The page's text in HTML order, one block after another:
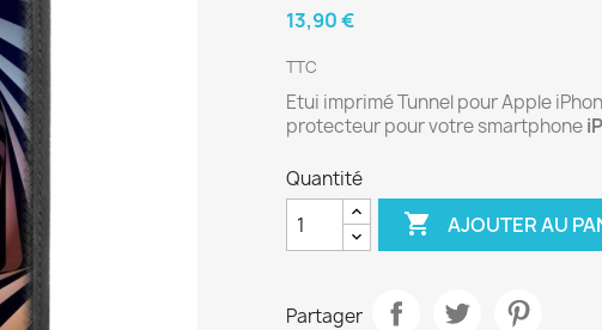
13,90 €
TTC
Etui imprimé Tunnel pour Apple
protecteur pour votre smartphone
Quantité
 AJOUTER AU
Partager